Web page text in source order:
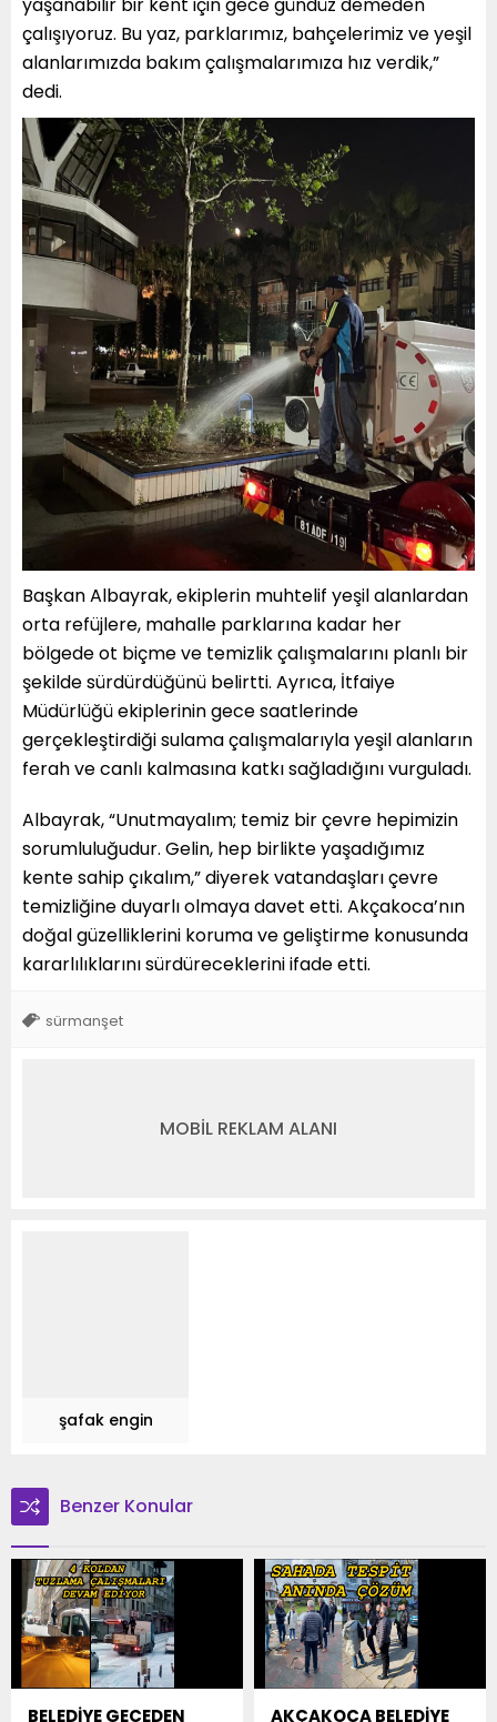
çalışıyoruz. Bu yaz, parklarımız, bahçelerimiz ve yeşil
alanlarımızda bakım çalışmalarımıza hız verdik,”
dedi.
Başkan Albayrak, ekiplerin muhtelif yeşil alanlardan
orta refüjlere, mahalle parklarına kadar her
bölgede ot biçme ve temizlik çalışmalarını planlı bir
şekilde sürdürdüğünü belirtti. Ayrıca, İtfaiye
Müdürlüğü ekiplerinin gece saatlerinde
gerçekleştirdiği sulama çalışmalarıyla yeşil alanların
ferah ve canlı kalmasına katkı sağladığını vurguladı.
Albayrak, “Unutmayalım; temiz bir çevre hepimizin
sorumluluğudur. Gelin, hep birlikte yaşadığımız
kente sahip çıkalım,” diyerek vatandaşları çevre
temizliğine duyarlı olmaya davet etti. Akçakoca’nın
doğal güzelliklerini koruma ve geliştirme konusunda
kararlılıklarını sürdüreceklerini ifade etti.
sürmanşet
MOBİL REKLAM ALANI
şafak engin
Benzer Konular
BELEDİYE GECEDEN AKÇAKOCA BELEDİYE